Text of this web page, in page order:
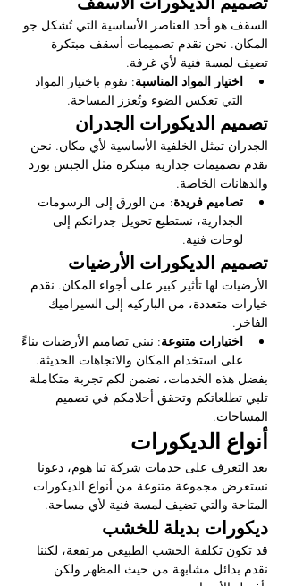
السقف هو أحد العناصر الأساسية التي تُشكل جو
المكان. نحن نقدم تصميمات أسقف مبتكرة
تضيف لمسة فنية لأي غرفة.
اختيار المواد المناسبة: نقوم باختيار المواد
التي تعكس الضوء وتُعزز المساحة.
تصميم الديكورات الجدران
الجدران تمثل الخلفية الأساسية لأي مكان. نحن
نقدم تصميمات جدارية مبتكرة مثل الجبس بورد
والدهانات الخاصة.
تصاميم فريدة: من الورق إلى الرسومات
الجدارية، نستطيع تحويل جدرانكم إلى
لوحات فنية.
تصميم الديكورات الأرضيات
الأرضيات لها تأثير كبير على أجواء المكان. نقدم
خيارات متعددة، من الباركيه إلى السيراميك
الفاخر.
اختيارات متنوعة: نبني تصاميم الأرضيات بناءً
على استخدام المكان والاتجاهات الحديثة.
بفضل هذه الخدمات، نضمن لكم تجربة متكاملة
تلبي تطلعاتكم وتحقق أحلامكم في تصميم
المساحات.
أنواع الديكورات
بعد التعرف على خدمات شركة تيا هوم، دعونا
نستعرض مجموعة متنوعة من أنواع الديكورات
المتاحة والتي تضيف لمسة فنية لأي مساحة.
ديكورات بديلة للخشب
قد تكون تكلفة الخشب الطبيعي مرتفعة، لكننا
نقدم بدائل مشابهة من حيث المظهر ولكن